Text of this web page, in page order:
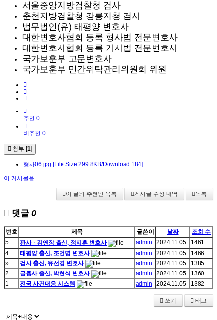
서울중앙지방검찰청 검사
춘천지방검찰청 강릉지청 검사
법무법인(유) 태평양 변호사
대한변호사협회 등록 형사법 전문변호사
대한변호사협회 등록 가사법 전문변호사
국가보훈부 고문변호사
국가보훈부 민간위탁관리위원회 위원
추천 0
비추천 0
첨부 [1]
형사06.jpg [File Size:299.8KB/Download:184]
이 게시물을
이 글의 추천인 목록 게시글 수정 내역 목록
댓글 0
번호 제목 글쓴이 날짜
조회 수
5
판사ᆞ김앤장 출신, 정지훈 변호사 admin 2024.11.05
1461
4
태평양 출신, 조건명 변호사 admin 2024.11.05
1466
»
검사 출신, 유선경 변호사 admin 2024.11.05
1385
2
금융사 출신, 박현식 변호사 admin 2024.11.05
1360
1
전국 사건대응 시스템 admin 2024.11.05 1382
쓰기 태그